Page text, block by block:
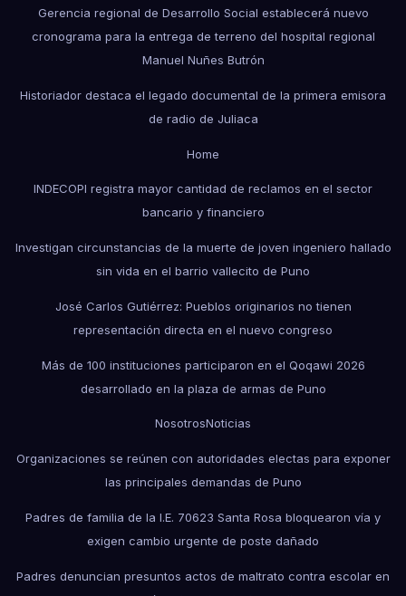
Gerencia regional de Desarrollo Social establecerá nuevo
cronograma para la entrega de terreno del hospital regional
Manuel Nuñes Butrón
Historiador destaca el legado documental de la primera emisora
de radio de Juliaca
Home
INDECOPI registra mayor cantidad de reclamos en el sector
bancario y financiero
Investigan circunstancias de la muerte de joven ingeniero hallado
sin vida en el barrio vallecito de Puno
José Carlos Gutiérrez: Pueblos originarios no tienen
representación directa en el nuevo congreso
Más de 100 instituciones participaron en el Qoqawi 2026
desarrollado en la plaza de armas de Puno
NosotrosNoticias
Organizaciones se reúnen con autoridades electas para exponer
las principales demandas de Puno
Padres de familia de la I.E. 70623 Santa Rosa bloquearon vía y
exigen cambio urgente de poste dañado
Padres denuncian presuntos actos de maltrato contra escolar en